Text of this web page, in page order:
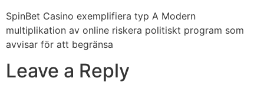
SpinBet Casino exemplifiera typ A Modern
multiplikation av online riskera politiskt program som
avvisar för att begränsa
Leave a Reply